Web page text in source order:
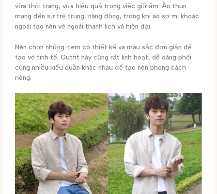
vừa thời trang, vừa hiệu quả trong việc giữ ấm. Áo thun
mang đến sự trẻ trung, năng động, trong khi áo sơ mi khoác
ngoài tạo nên vẻ ngoài thanh lịch và hiện đại.
Nên chọn những item có thiết kế và màu sắc đơn giản để
tạo vẻ tinh tế. Outfit này cũng rất linh hoạt, dễ dàng phối
cùng nhiều kiểu quần khác nhau để tạo nên phong cách
riêng.